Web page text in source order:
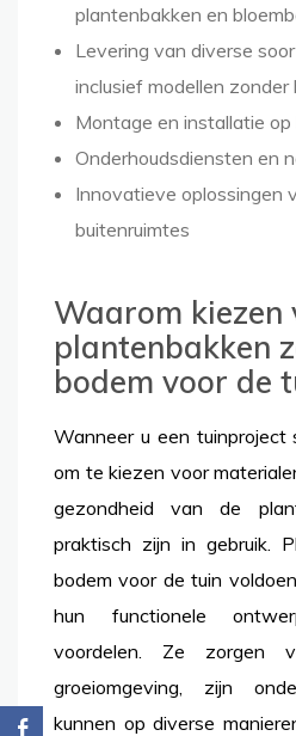
plantenbakken en
Levering van diverse
inclusief modellen zonder
Montage en installatie op
Onderhoudsdiensten en
Innovatieve oplossingen
buitenruimtes
Waarom kiezen
plantenbakken
bodem voor de
Wanneer u een tuinproject
om te kiezen voor
gezondheid van de
praktisch zijn in gebruik.
bodem voor de tuin
hun functionele
voordelen. Ze zorgen
groeiomgeving, zijn
kunnen op diverse